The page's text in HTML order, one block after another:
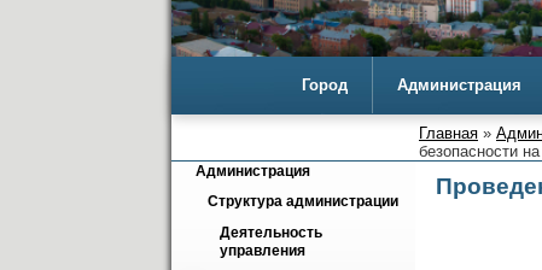
Город Администрация
Главная »
безопасности
Администрация
Структура администрации
Деятельность
управления